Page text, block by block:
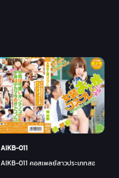
AIKB-011
AIKB-011 คอสเพลย์สาวประเภทสอง - เซริ